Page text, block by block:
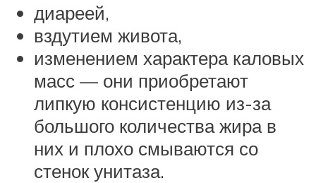
диареей,
вздутием живота,
изменением характера каловых
масс — они приобретают
липкую консистенцию из-за
большого количества жира в
них и плохо смываются со
стенок унитаза.